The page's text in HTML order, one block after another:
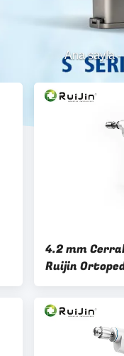
Ana sayfa-
4.2 mm
Ruijin
1000r.m.p